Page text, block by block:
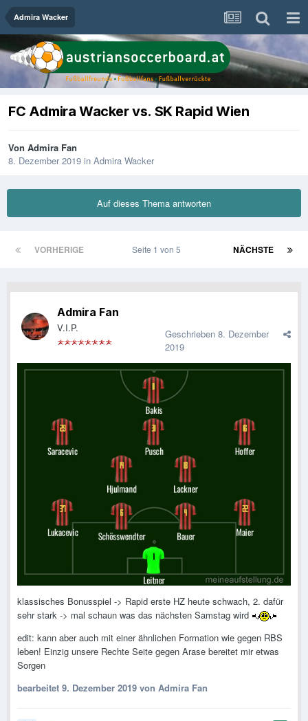
Admira Wacker
FC Admira Wacker vs. SK Rapid Wien
Von Admira Fan
8. Dezember 2019 in Admira Wacker
Auf dieses Thema antworten
VORHERIGE NÄCHSTE
Seite 1 von 5
Admira Fan
V.I.P. Geschrieben 8. Dezember
2019
klassisches Bonusspiel -> Rapid erste HZ heute schwach, 2. dafür
sehr stark -> mal schaun was das nächsten Samstag wird
edit: kann aber auch mit einer ähnlichen Formation wie gegen RBS
leben! Einzig unsere Rechte Seite gegen Arase bereitet mir etwas
Sorgen
bearbeitet 9. Dezember 2019 von Admira Fan